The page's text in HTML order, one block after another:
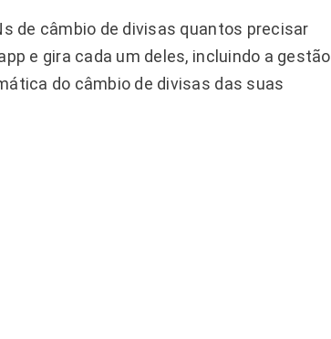
de câmbio de divisas quantos precisar
e gira cada um deles, incluindo a gestão
do câmbio de divisas das suas